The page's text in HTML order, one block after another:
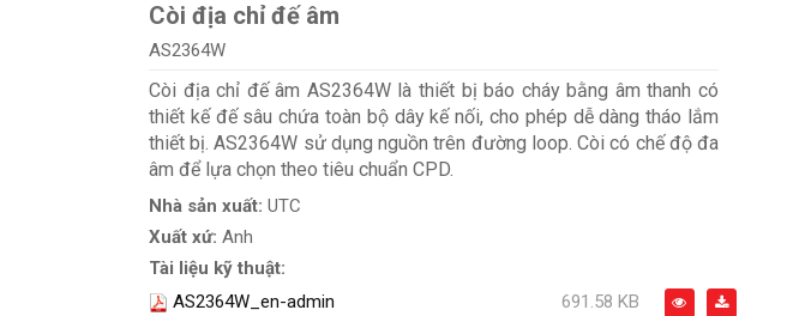
Còi địa chỉ đế âm
AS2364W
Còi địa chỉ đế âm AS2364W là thiết bị báo cháy bằng âm thanh có
thiết kế đế sâu chứa toàn bộ dây kế nối, cho phép dễ dàng tháo lắm
thiết bị. AS2364W sử dụng nguồn trên đường loop. Còi có chế độ đa
âm để lựa chọn theo tiêu chuẩn CPD.
Nhà sản xuất: UTC
Xuất xứ: Anh
Tài liệu kỹ thuật:
AS2364W_en-admin
691.58 KB